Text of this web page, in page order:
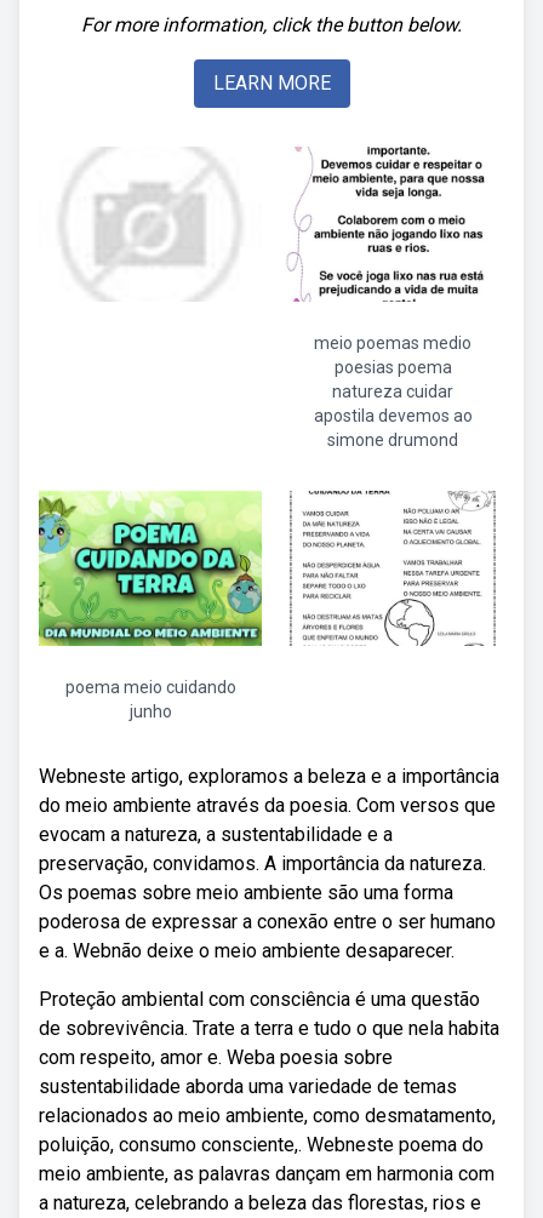
For more information, click the button below.
LEARN MORE
meio poemas medio
poesias poema
natureza cuidar
apostila devemos ao
simone drumond
poema meio cuidando
junho
Webneste artigo, exploramos a beleza e a importância
do meio ambiente através da poesia. Com versos que
evocam a natureza, a sustentabilidade e a
preservação, convidamos. A importância da natureza.
Os poemas sobre meio ambiente são uma forma
poderosa de expressar a conexão entre o ser humano
e a. Webnão deixe o meio ambiente desaparecer.
Proteção ambiental com consciência é uma questão
de sobrevivência. Trate a terra e tudo o que nela habita
com respeito, amor e. Weba poesia sobre
sustentabilidade aborda uma variedade de temas
relacionados ao meio ambiente, como desmatamento,
poluição, consumo consciente,. Webneste poema do
meio ambiente, as palavras dançam em harmonia com
a natureza, celebrando a beleza das florestas, rios e